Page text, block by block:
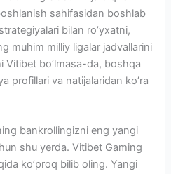
sahifasidan boshlab
bilan ro’yxatni,
muhim milliy ligalar jadvallarini
Vitibet bo’lmasa-da, boshqa
profillari va natijalaridan ko’ra
bankrollingizni eng yangi
shu yerda. Vitibet Gaming
ko’proq bilib oling. Yangi